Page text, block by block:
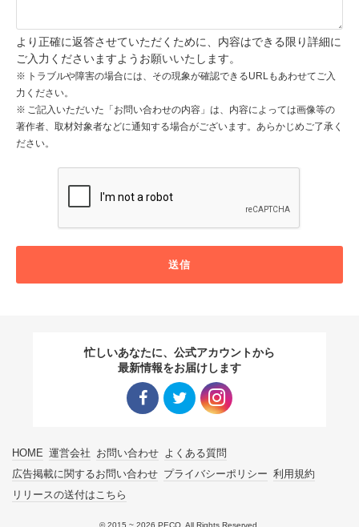
より正確に返答させていただくために、内容はできる限り詳細に
ご入力くださいますようお願いいたします。
トラブルや障害の場合には、その現象が確認できるURLもあわせてご入
力ください。
ご記入いただいた「お問い合わせの内容」は、内容によっては画像等の
著作者、取材対象者などに通知する場合がございます。あらかじめご了承く
ださい。
送信
忙しいあなたに、公式アカウントから
最新情報をお届けします
HOME 運営会社 お問い合わせ よくある質問
広告掲載に関するお問い合わせ プライバシーポリシー 利用規約
リリースの送付はこちら
© 2015 ~ 2026 PECO. All Rights Reserved.